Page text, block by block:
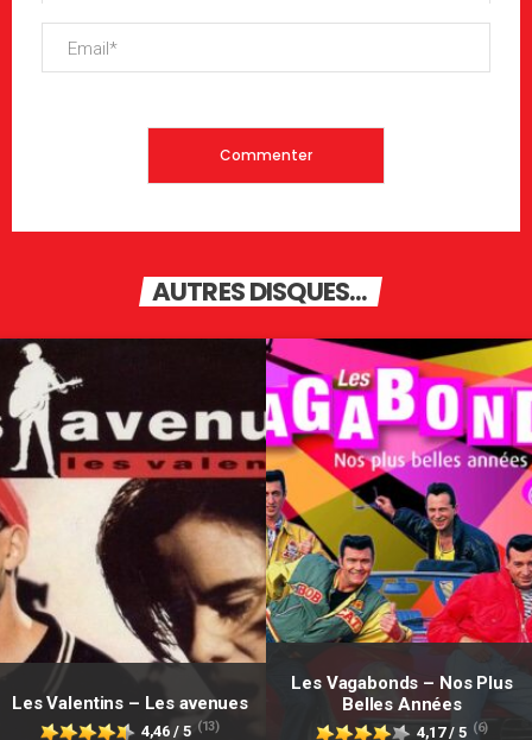
AUTRES DISQUES...
Les Valentins – Les avenues
4,46 / 5 (13)
Les Vagabonds – Nos Plus
Belles Années
4,17 / 5 (6)